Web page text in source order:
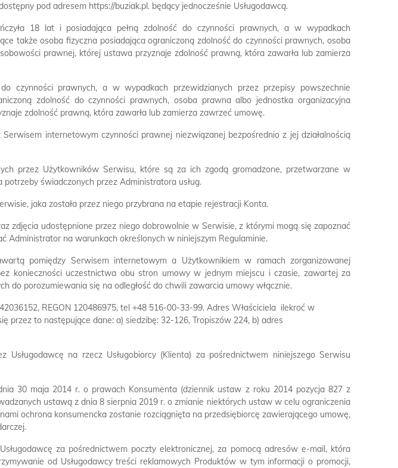
pod adresem https://buziak.pl. będący jednocześnie Usługodawcą.
18 lat i posiadająca pełną zdolność do czynności prawnych, a w wypadkach
także osoba fizyczna posiadająca ograniczoną zdolność do czynności prawnych, osoba
prawnej, której ustawa przyznaje zdolność prawną, która zawarła lub zamierza
czynności prawnych, a w wypadkach przewidzianych przez przepisy powszechnie
zdolność do czynności prawnych, osoba prawna albo jednostka organizacyjna
zdolność prawną, która zawarła lub zamierza zawrzeć umowę.
internetowym czynności prawnej niezwiązanej bezpośrednio z jej działalnością
przez Użytkowników Serwisu, które są za ich zgodą gromadzone, przetwarzane w
świadczonych przez Administratora usług.
jaka została przez niego przybrana na etapie rejestracji Konta.
zdjęcia udostępnione przez niego dobrowolnie w Serwisie, z którymi mogą się zapoznać
Administrator na warunkach określonych w niniejszym Regulaminie.
pomiędzy Serwisem internetowym a Użytkownikiem w ramach zorganizowanej
konieczności uczestnictwa obu stron umowy w jednym miejscu i czasie, zawartej za
do porozumiewania się na odległość do chwili zawarcia umowy włącznie.
REGON 120486975, tel +48 516-00-33-99. Adres Właściciela  ilekroć w
przez to następujące dane: a) siedzibę: 32-126, Tropiszów 224, b) adres
Usługodawcę na rzecz Usługobiorcy (Klienta) za pośrednictwem niniejszego Serwisu
30 maja 2014 r. o prawach Konsumenta (dziennik ustaw z roku 2014 pozycja 827 z
ustawą z dnia 8 sierpnia 2019 r. o zmianie niektórych ustaw w celu ograniczenia
ochrona konsumencka zostanie rozciągnięta na przedsiębiorcę zawierającego umowę,
za pośrednictwem poczty elektronicznej, za pomocą adresów e-mail, która
od Usługodawcy treści reklamowych Produktów w tym informacji o promocji,